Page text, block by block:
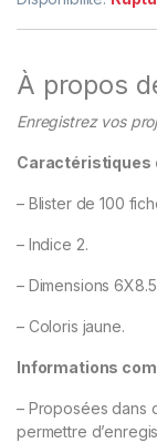
À propos
Enregistrez vos
Caractéristiques
– Blister de 100
– Indice 2.
– Dimensions
– Coloris jaune.
Informations
– Proposées dans
permettre